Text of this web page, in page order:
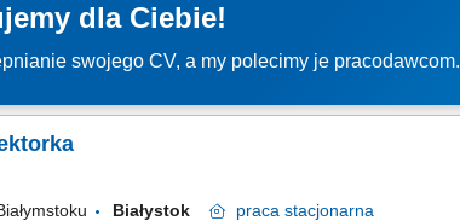
dla Ciebie!
swojego CV, a my polecimy je pracodawcom.
Białystok praca stacjonarna